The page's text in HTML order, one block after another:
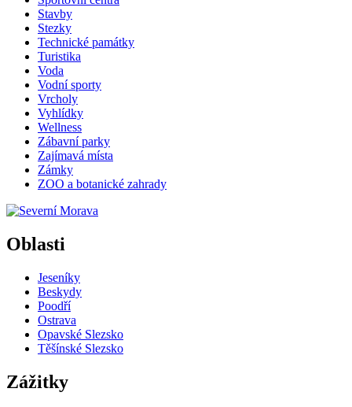
Stavby
Stezky
Technické památky
Turistika
Voda
Vodní sporty
Vrcholy
Vyhlídky
Wellness
Zábavní parky
Zajímavá místa
Zámky
ZOO a botanické zahrady
Oblasti
Jeseníky
Beskydy
Poodří
Ostrava
Opavské Slezsko
Těšínské Slezsko
Zážitky